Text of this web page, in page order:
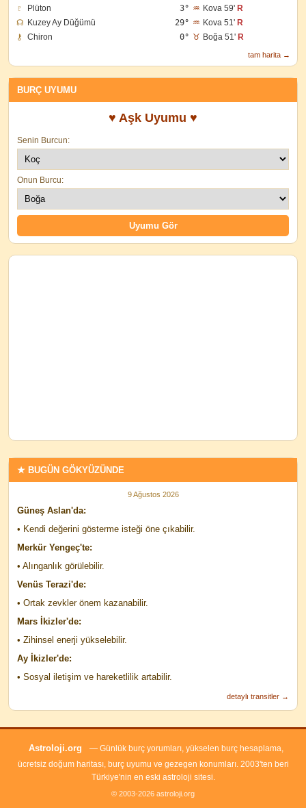
★ BUGÜN GÖKYÜZÜNDE
9 Ağustos 2026
Güneş Aslan'da:
• Kendi değerini gösterme isteği öne çıkabilir.
Merkür Yengeç'te:
• Alınganlık görülebilir.
Venüs Terazi'de:
• Ortak zevkler önem kazanabilir.
Mars İkizler'de:
• Zihinsel enerji yükselebilir.
Ay İkizler'de:
• Sosyal iletişim ve hareketlilik artabilir.
detaylı transitler →
♇
Plüton 3° ♒ Kova 59' R
☊ Kuzey Ay Düğümü 29° ♒ Kova 51' R
⚷
Chiron 0° ♉ Boğa 51' R
tam harita →
BURÇ UYUMU
♥ Aşk Uyumu ♥
Senin Burcun:
Onun Burcu:
Astroloji.org
— Günlük burç yorumları, yükselen burç hesaplama,
ücretsiz doğum haritası, burç uyumu ve gezegen konumları. 2003'ten beri
Türkiye'nin en eski astroloji sitesi.
© 2003-2026 astroloji.org